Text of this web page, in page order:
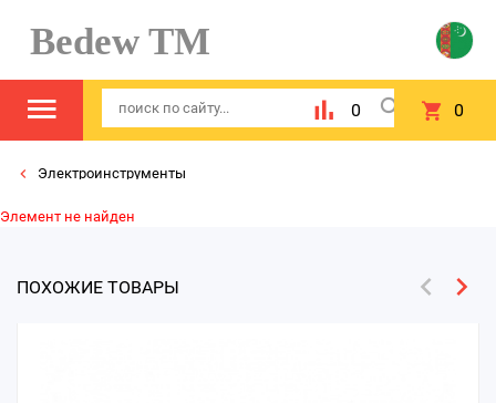
Bedew TM
0 0
Электроинструменты
Элемент не найден
ПОХОЖИЕ ТОВАРЫ